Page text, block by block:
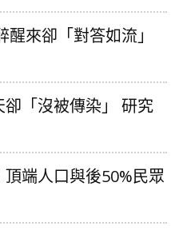
來卻「對答如流」
「沒被傳染」 研究
端人口與後50%民眾